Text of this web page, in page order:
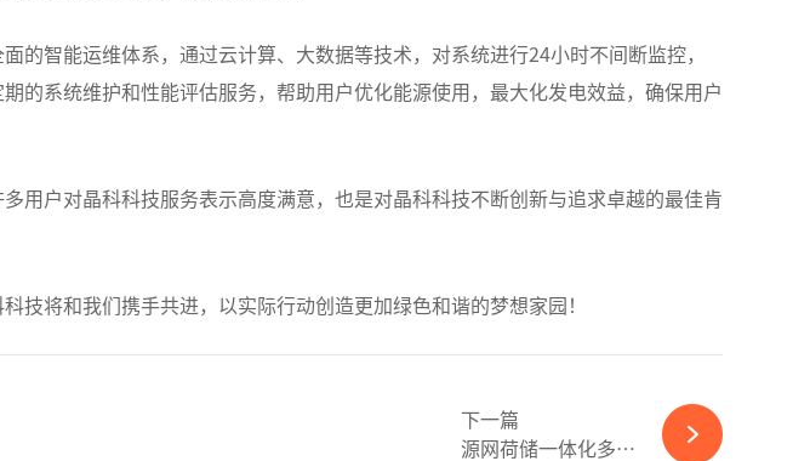
智能运维体系，通过云计算、大数据等技术，对系统进行24小时不间断监控，
的系统维护和性能评估服务，帮助用户优化能源使用，最大化发电效益，确保用户
用户对晶科科技服务表示高度满意，也是对晶科科技不断创新与追求卓越的最佳肯
将和我们携手共进，以实际行动创造更加绿色和谐的梦想家园！
下一篇
源网荷储一体化多能互...